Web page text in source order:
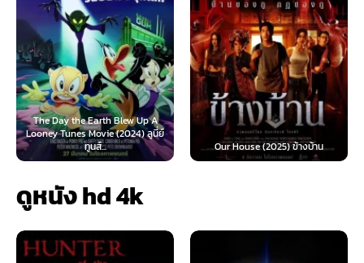
Our House (2025) ข้างบ้าน
Teach You a Lesson (2026) อย่าง
นี้ต้องโดนสั่งสอน...
ดูหนัง hd 4k